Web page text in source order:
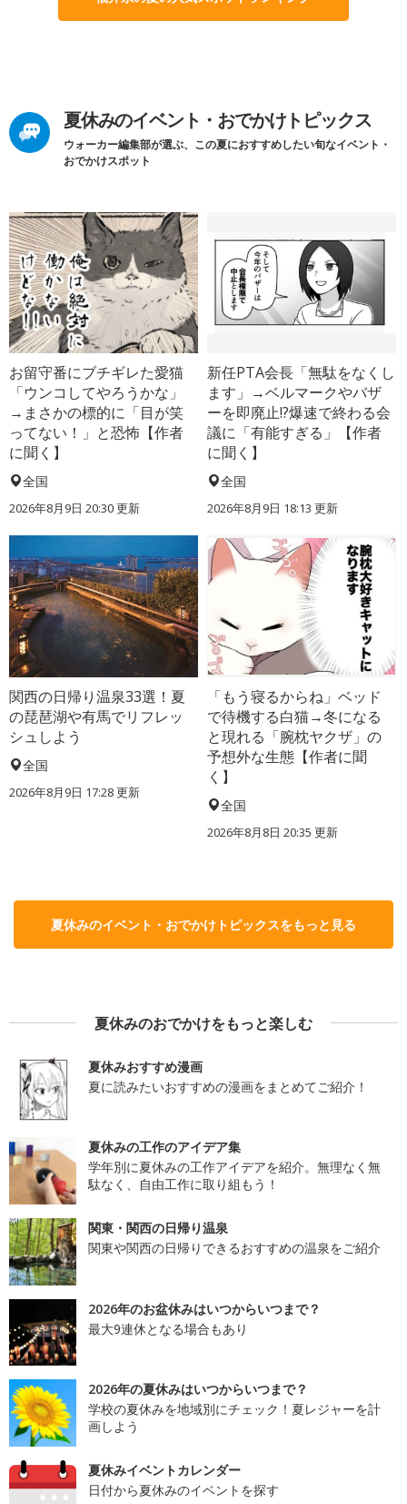
夏休みのイベント・おでかけトピックス
ウォーカー編集部が選ぶ、この夏におすすめしたい旬なイベント・
おでかけスポット
お留守番にブチギレた愛猫
「ウンコしてやろうかな」
→まさかの標的に「目が笑
ってない！」と恐怖【作者
に聞く】
全国
2026年8月9日 20:30更新
新任PTA会長「無駄をなくし
ます」→ベルマークやバザ
ーを即廃止!?爆速で終わる会
議に「有能すぎる」【作者
に聞く】
全国
2026年8月9日 18:13 更新
関西の日帰り温泉33選！夏
の琵琶湖や有馬でリフレッ
シュしよう
全国
2026年8月9日 17:28更新
「もう寝るからね」ベッド
で待機する白猫→冬になる
と現れる「腕枕ヤクザ」の
予想外な生態【作者に聞
く】
全国
2026年8月8日 20:35 更新
夏休みのイベント・おでかけトピックスをもっと見る
夏休みのおでかけをもっと楽しむ
夏休みおすすめ漫画
夏に読みたいおすすめの漫画をまとめてご紹介！
夏休みの工作のアイデア集
学年別に夏休みの工作アイデアを紹介。無理なく無
駄なく、自由工作に取り組もう！
関東・関西の日帰り温泉
関東や関西の日帰りできるおすすめの温泉をご紹介
2026年のお盆休みはいつからいつまで？
最大9連休となる場合もあり
2026年の夏休みはいつからいつまで？
学校の夏休みを地域別にチェック！夏レジャーを計
画しよう
夏休みイベントカレンダー
日付から夏休みのイベントを探す